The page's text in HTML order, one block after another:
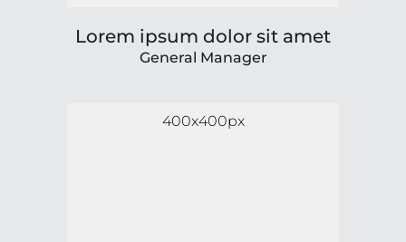
Lorem ipsum dolor sit amet
General Manager
400x400px